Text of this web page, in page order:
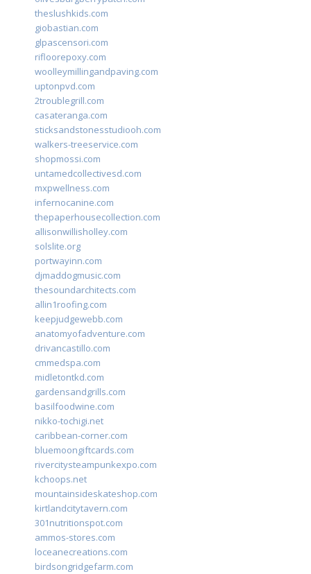
theslushkids.com
giobastian.com
glpascensori.com
rifloorepoxy.com
woolleymillingandpaving.com
uptonpvd.com
2troublegrill.com
casateranga.com
sticksandstonesstudiooh.com
walkers-treeservice.com
shopmossi.com
untamedcollectivesd.com
mxpwellness.com
infernocanine.com
thepaperhousecollection.com
allisonwillisholley.com
solslite.org
portwayinn.com
djmaddogmusic.com
thesoundarchitects.com
allin1roofing.com
keepjudgewebb.com
anatomyofadventure.com
drivancastillo.com
cmmedspa.com
midletontkd.com
gardensandgrills.com
basilfoodwine.com
nikko-tochigi.net
caribbean-corner.com
bluemoongiftcards.com
rivercitysteampunkexpo.com
kchoops.net
mountainsideskateshop.com
kirtlandcitytavern.com
301nutritionspot.com
ammos-stores.com
loceanecreations.com
birdsongridgefarm.com